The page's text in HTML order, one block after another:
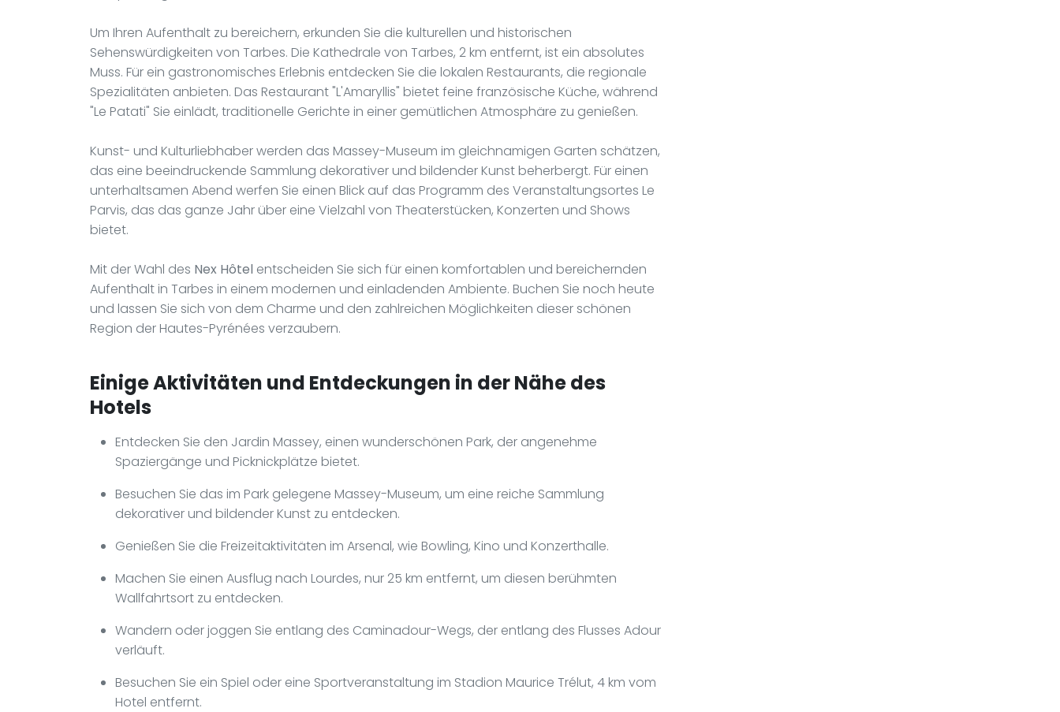
Um Ihren Aufenthalt zu bereichern, erkunden Sie die kulturellen und historischen
Sehenswürdigkeiten von Tarbes. Die Kathedrale von Tarbes, 2 km entfernt, ist ein absolutes
Muss. Für ein gastronomisches Erlebnis entdecken Sie die lokalen Restaurants, die regionale
Spezialitäten anbieten. Das Restaurant "L'Amaryllis" bietet feine französische Küche, während
"Le Patati" Sie einlädt, traditionelle Gerichte in einer gemütlichen Atmosphäre zu genießen.
Kunst- und Kulturliebhaber werden das Massey-Museum im gleichnamigen Garten schätzen,
das eine beeindruckende Sammlung dekorativer und bildender Kunst beherbergt. Für einen
unterhaltsamen Abend werfen Sie einen Blick auf das Programm des Veranstaltungsortes Le
Parvis, das das ganze Jahr über eine Vielzahl von Theaterstücken, Konzerten und Shows
bietet.
Mit der Wahl des Nex Hôtel entscheiden Sie sich für einen komfortablen und bereichernden
Aufenthalt in Tarbes in einem modernen und einladenden Ambiente. Buchen Sie noch heute
und lassen Sie sich von dem Charme und den zahlreichen Möglichkeiten dieser schönen
Region der Hautes-Pyrénées verzaubern.
Einige Aktivitäten und Entdeckungen in der Nähe des
Hotels
Entdecken Sie den Jardin Massey, einen wunderschönen Park, der angenehme
Spaziergänge und Picknickplätze bietet.
Besuchen Sie das im Park gelegene Massey-Museum, um eine reiche Sammlung
dekorativer und bildender Kunst zu entdecken.
Genießen Sie die Freizeitaktivitäten im Arsenal, wie Bowling, Kino und Konzerthalle.
Machen Sie einen Ausflug nach Lourdes, nur 25 km entfernt, um diesen berühmten
Wallfahrtsort zu entdecken.
Wandern oder joggen Sie entlang des Caminadour-Wegs, der entlang des Flusses Adour
verläuft.
Besuchen Sie ein Spiel oder eine Sportveranstaltung im Stadion Maurice Trélut, 4 km vom
Hotel entfernt.